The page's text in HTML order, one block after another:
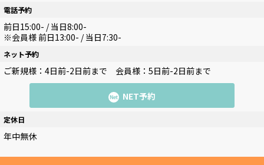
電話予約
前日15:00- / 当日8:00-
※会員様 前日13:00- / 当日7:30-
ネット予約
ご新規様：4日前-2日前まで 会員様：5日前-2日前まで
NET予約
定休日
年中無休